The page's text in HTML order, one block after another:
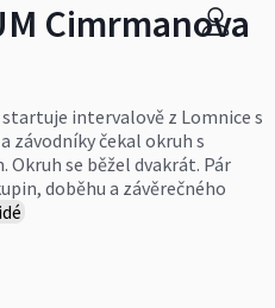
Cimrmanova
startuje intervalově z Lomnice s
závodníky čekal okruh s
Okruh se běžel dvakrát. Pár
doběhu a závěrečného